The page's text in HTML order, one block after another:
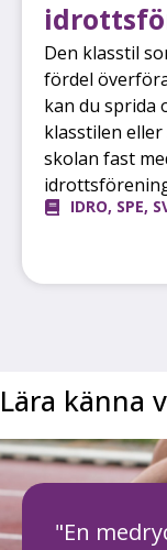
Den klasstil
fördel
kan du sprida
klasstilen
skolan fast
IDRO, SPE,
Lära känna
"En